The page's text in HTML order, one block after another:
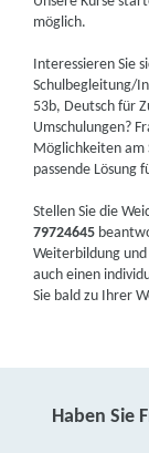
möglich.
Interessieren Sie
Schulbegleitung/
53b, Deutsch für
Umschulungen?
Möglichkeiten am
passende Lösung
Stellen Sie die
79724645
Weiterbildung
auch einen
Sie bald zu Ihrer
Haben Sie